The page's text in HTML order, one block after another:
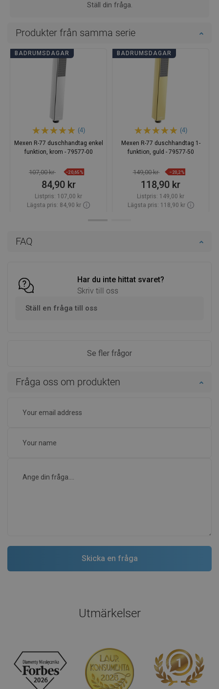
FAQ
Har du inte hittat svaret?
Skriv till oss
Ställ en fråga till oss
Se fler frågor
Ställ din fråga.
Fråga oss om produkten
Produkter från samma serie
BADRUMSDAGAR
(4)
Mexen R-77 duschhandtag enkel
funktion, krom - 79577-00
107,00 kr −20,65%
84,90 kr
Listpris: 107,00 kr
Lägsta pris: 84,90 kr
BADRUMSDAGAR
(4)
Mexen R-77 duschhandtag 1-
funktion, guld - 79577-50
149,00 kr −20,2%
118,90 kr
Listpris: 149,00 kr
Lägsta pris: 118,90 kr
Utmärkelser